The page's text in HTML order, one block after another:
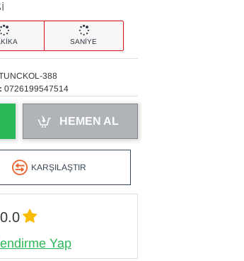
Yap
SANİYE
388
0726199547514
HEMEN AL
KARŞILAŞTIR